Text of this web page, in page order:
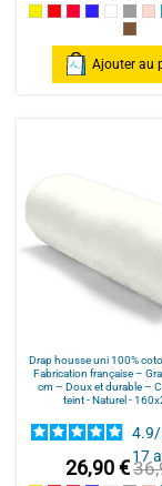
JauneRouge / Red
Framboise /
Marine
Blanc
Gris
Ajouter au
Drap housse uni 100%
Fabrication française –
cm – Doux et durable –
teint - Naturel -
4.9/
17
26,90 €